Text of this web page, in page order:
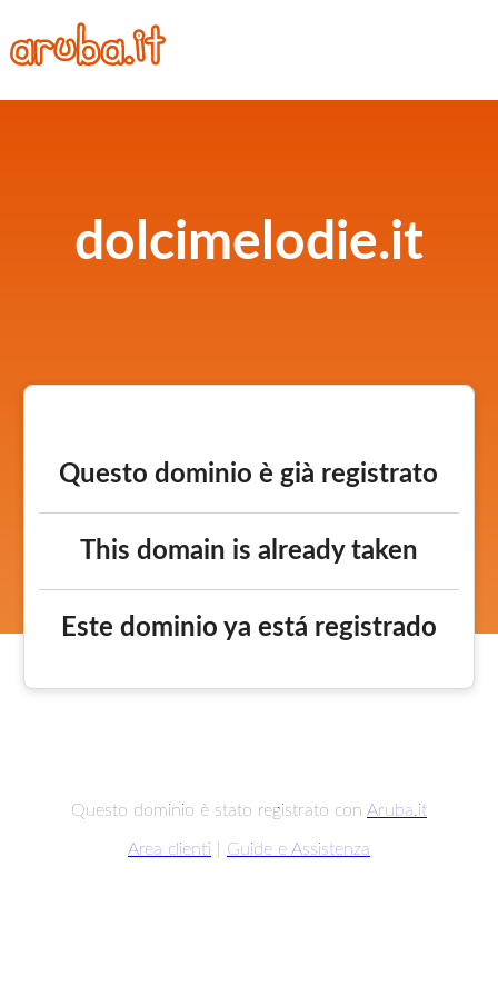
dolcimelodie.it
Questo dominio è già registrato
This domain is already taken
Este dominio ya está registrado
Questo dominio è stato registrato con Aruba.it
Area clienti Guide e Assistenza